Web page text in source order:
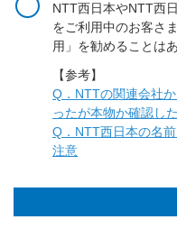
NTT西日本やNTT西
をご利用中のお客さ
用」を勧めることは
【参考】
Q．NTTの関連会社
ったが本物か確認した
Q．NTT西日本の名
注意